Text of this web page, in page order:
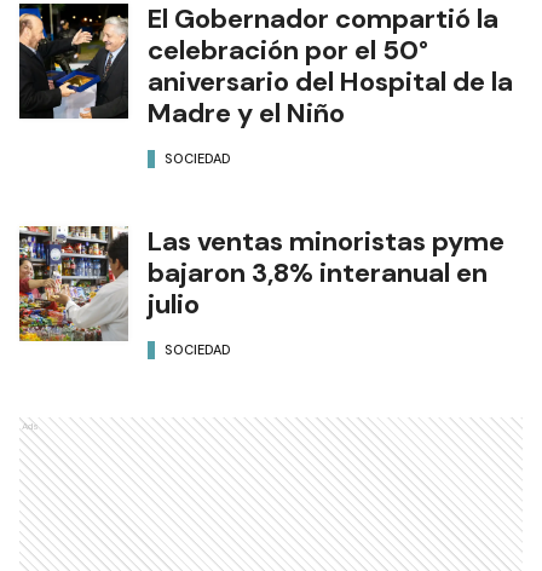
El Gobernador compartió la
celebración por el 50°
aniversario del Hospital de la
Madre y el Niño
SOCIEDAD
Las ventas minoristas pyme
bajaron 3,8% interanual en
julio
SOCIEDAD
Ads